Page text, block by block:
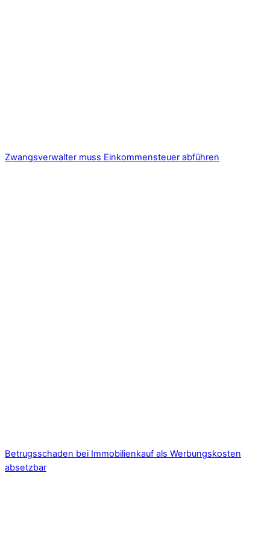
Zwangsverwalter muss Einkommensteuer abführen
Betrugsschaden bei Immobilienkauf als Werbungskosten
absetzbar